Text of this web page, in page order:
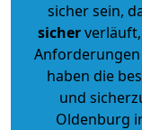
sicher sein,
sicherverläuft,
haben die
und
Oldenburg